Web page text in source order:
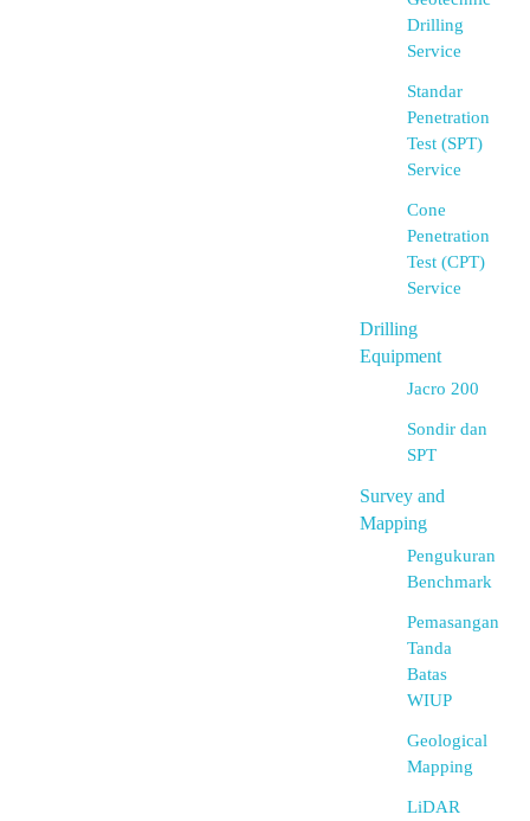
Drilling
Service
Standar
Penetration
Test (SPT)
Service
Cone
Penetration
Test (CPT)
Service
Drilling
Equipment
Jacro 200
Sondir dan
SPT
Survey and
Mapping
Pengukuran
Benchmark
Pemasangan
Tanda
Batas
WIUP
Geological
Mapping
LiDAR